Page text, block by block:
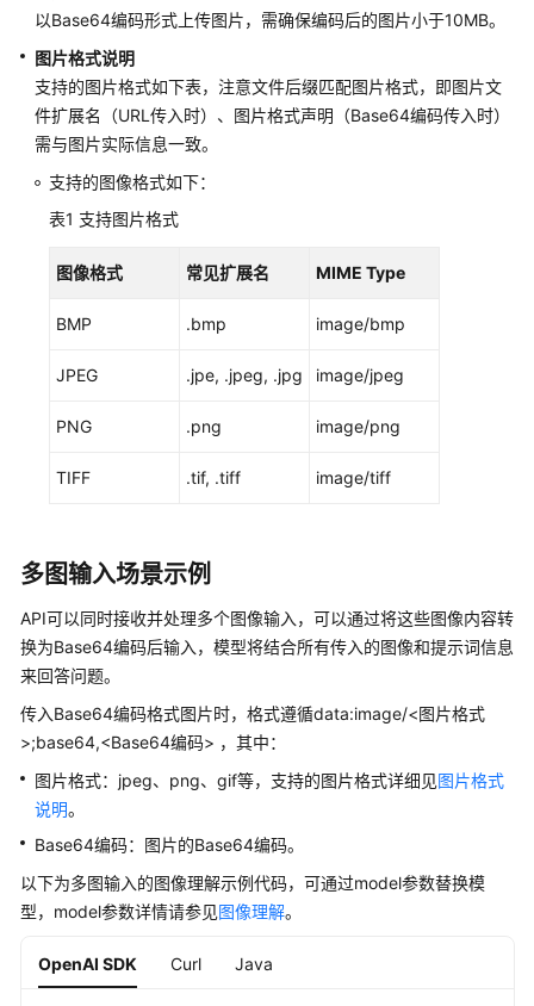
载
通
用
参
考
产
术
任
等
协
议
（SLA）
书
资
源
支
持
域
以Base64编码形式上传图片，需确保编码后的图片小于10MB。
图片格式说明
支持的图片格式如下表，注意文件后缀匹配图片格式，即图片文
件扩展名（URL传入时）、图片格式声明（Base64编码传入时）
需与图片实际信息一致。
支持的图像格式如下：
表1 支持图片格式
图像格式 常见扩展名 MIME Type
BMP .bmp image/bmp
JPEG .jpe, .jpeg, .jpg image/jpeg
PNG .png image/png
TIFF .tif, .tiff image/tiff
多图输入场景示例
API可以同时接收并处理多个图像输入，可以通过将这些图像内容转
换为Base64编码后输入，模型将结合所有传入的图像和提示词信息
来回答问题。
传入Base64编码格式图片时，格式遵循data:image/<图片格式
>;base64,<Base64编码> ，其中：
图片格式：jpeg、png、gif等，支持的图片格式详细见图片格式
说明。
Base64编码：图片的Base64编码。
以下为多图输入的图像理解示例代码，可通过model参数替换模
型，model参数详情请参见图像理解。
OpenAI SDK Curl Java